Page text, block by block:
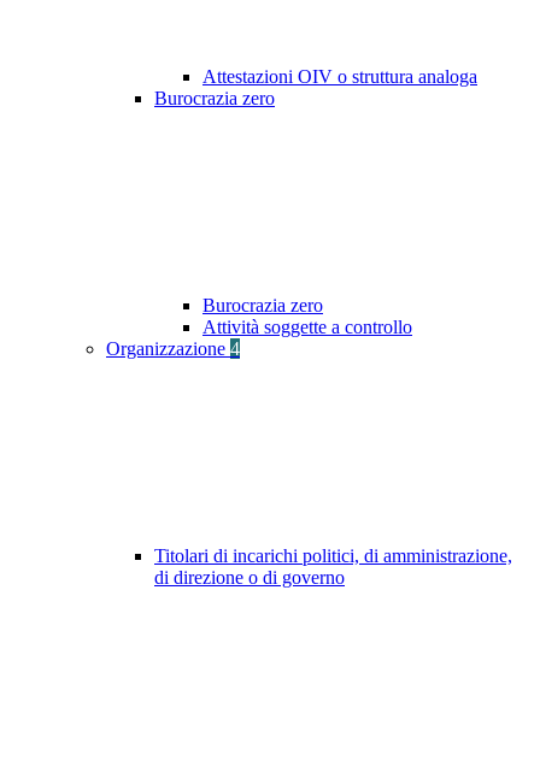
Attestazioni OIV o struttura analoga
Burocrazia zero
Burocrazia zero
Attività soggette a controllo
Organizzazione 4
Titolari di incarichi politici, di amministrazione,
di direzione o di governo